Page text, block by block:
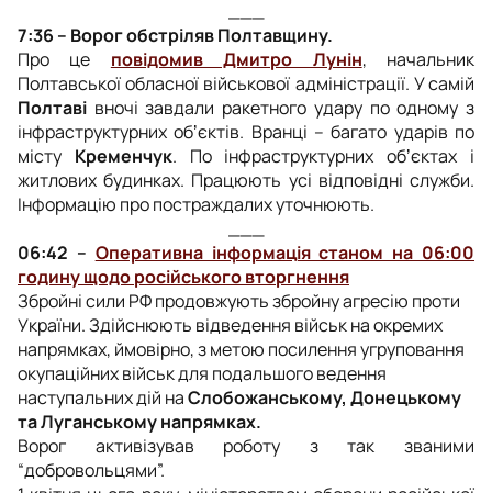
7:36 – Ворог обстріляв Полтавщину.
Про це повідомив Дмитро Лунін, начальник
Полтавської обласної військової адміністрації. У самій
Полтаві вночі завдали ракетного удару по одному з
інфраструктурних обʼєктів. Вранці – багато ударів по
місту Кременчук. По інфраструктурних обʼєктах і
житлових будинках. Працюють усі відповідні служби.
Інформацію про постраждалих уточнюють.
06:42 – Оперативна інформація станом на 06:00
годину щодо російського вторгнення
Збройні сили РФ продовжують збройну агресію проти
України. Здійснюють відведення військ на окремих
напрямках, ймовірно, з метою посилення угруповання
окупаційних військ для подальшого ведення
наступальних дій наСлобожанському, Донецькому
та Луганському напрямках.
Ворог активізував роботу з так званими
“добровольцями”.